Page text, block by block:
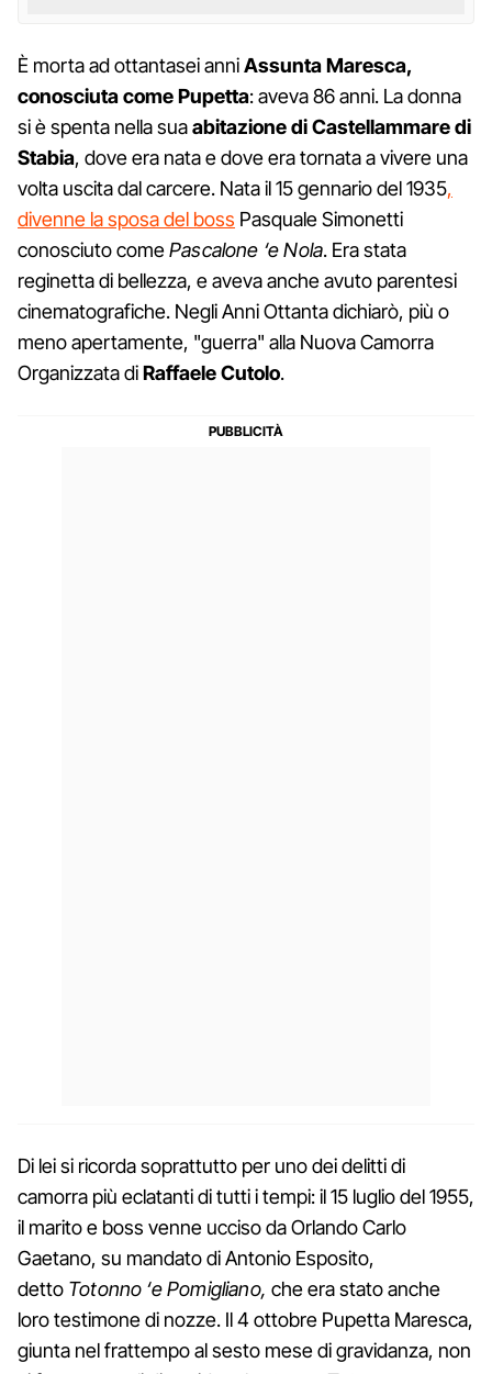
È morta ad ottantasei anniAssunta Maresca,
conosciuta come Pupetta: aveva 86 anni. La donna
si è spenta nella suaabitazione di Castellammare di
Stabia, dove era nata e dove era tornata a vivere una
volta uscita dal carcere. Nata il 15 gennario del 1935,
divenne la sposa del boss Pasquale Simonetti
conosciuto comePascalone ‘e Nola. Era stata
reginetta di bellezza, e aveva anche avuto parentesi
cinematografiche. Negli Anni Ottanta dichiarò, più o
meno apertamente, "guerra" alla Nuova Camorra
Organizzata diRaffaele Cutolo.
Di lei si ricorda soprattutto per uno dei delitti di
camorra più eclatanti di tutti i tempi: il 15 luglio del 1955,
il marito e boss venne ucciso da Orlando Carlo
Gaetano, su mandato di Antonio Esposito,
detto Totonno ‘e Pomigliano,che era stato anche
loro testimone di nozze. Il 4 ottobre Pupetta Maresca,
giunta nel frattempo al sesto mese di gravidanza, non